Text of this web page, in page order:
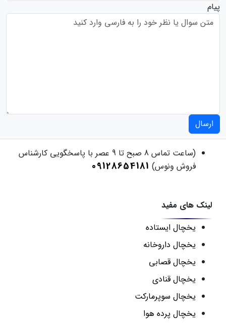
پیام
ارسال
(ساعت تماس 8 صبح تا 9 عصر با پاسخگویی کارشناس
فروش ونوس) 09128654181
لینک های مفید
یخچال ایستاده
یخچال داروخانه
یخچال قصابی
یخچال قنادی
یخچال سوپرمارکت
یخچال پرده هوا